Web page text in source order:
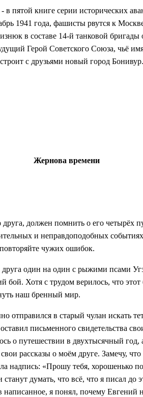
пятой книге серии исторических
1941 года, фашисты рвутся к
в составе 14-й танковой
Герой Советского Союза, чьё
с друзьями новый город
Жернова времени
должен помнить о его
и неправдоподобных
чужих ошибок.
один на один с рыжими псами
бой. Хотя с трудом верилось, что
наш бренный мир.
в старый чулан искать
письменного свидетельства
о путешествии в двухтысячный
рассказы о моём друге. Замечу,
надпись: «Прошу тебя, хорошенько
думать, что всё, что я писал
я понял, почему Евгений